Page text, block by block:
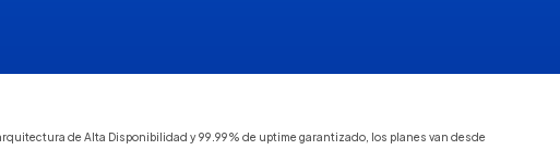
de Alta Disponibilidad y 99.99% de uptime garantizado, los planes van desde